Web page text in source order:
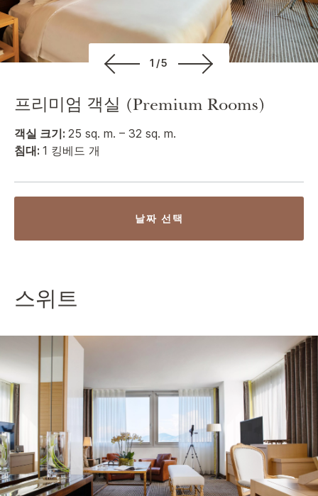
1/5
프리미엄 객실 (Premium Rooms)
객실 크기: 25 sq. m. – 32 sq. m.
침대: 1 킹베드 개
날짜 선택
스위트